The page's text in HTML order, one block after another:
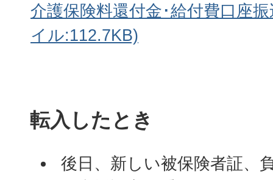
介護保険料還付金･給付費口座
イル:112.7KB)
転入したとき
後日、新しい被保険者証、